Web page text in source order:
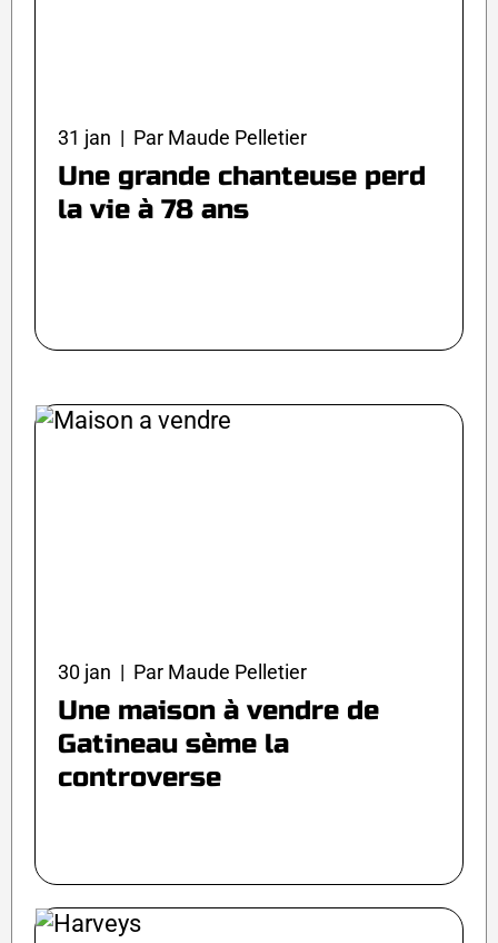
31 jan | Par Maude Pelletier
Une grande chanteuse perd
la vie à 78 ans
30 jan | Par Maude Pelletier
Une maison à vendre de
Gatineau sème la
controverse